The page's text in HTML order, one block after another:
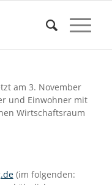
am 3. November
und Einwohner mit
Wirtschaftsraum
(im folgenden: